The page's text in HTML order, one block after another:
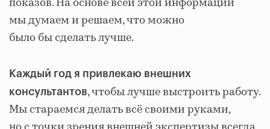
мы думаем и решаем, что можно
было бы сделать лучше.
Каждый год я привлекаю внешних
консультантов, чтобы лучше выстроить работу.
Мы стараемся делать всё своими руками,